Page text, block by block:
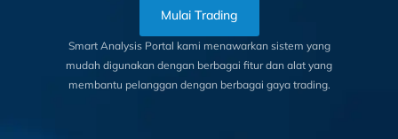
Mulai Trading
Smart Analysis Portal kami menawarkan sistem yang
mudah digunakan dengan berbagai fitur dan alat yang
membantu pelanggan dengan berbagai gaya trading.